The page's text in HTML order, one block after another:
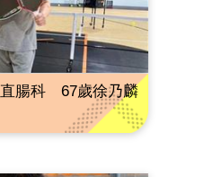
腸科 67歲徐乃麟